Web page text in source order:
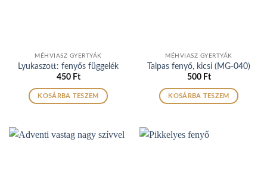
MÉHVIASZ GYERTYÁK
Lyukaszott: fenyős függelék
450 Ft
KOSÁRBA TESZEM
MÉHVIASZ GYERTYÁK
Talpas fenyő, kicsi (MG-040)
500 Ft
KOSÁRBA TESZEM